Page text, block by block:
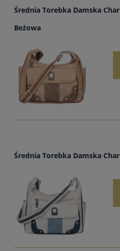
Średnia Torebka Damska
Beżowa
Średnia Torebka Damska